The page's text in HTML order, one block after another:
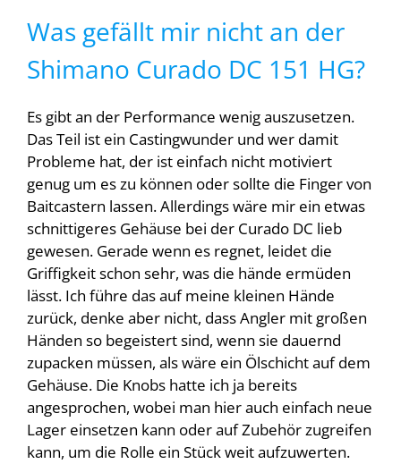
Was gefällt mir nicht an der
Shimano Curado DC 151 HG?
Es gibt an der Performance wenig auszusetzen.
Das Teil ist ein Castingwunder und wer damit
Probleme hat, der ist einfach nicht motiviert
genug um es zu können oder sollte die Finger von
Baitcastern lassen. Allerdings wäre mir ein etwas
schnittigeres Gehäuse bei der Curado DC lieb
gewesen. Gerade wenn es regnet, leidet die
Griffigkeit schon sehr, was die hände ermüden
lässt. Ich führe das auf meine kleinen Hände
zurück, denke aber nicht, dass Angler mit großen
Händen so begeistert sind, wenn sie dauernd
zupacken müssen, als wäre ein Ölschicht auf dem
Gehäuse. Die Knobs hatte ich ja bereits
angesprochen, wobei man hier auch einfach neue
Lager einsetzen kann oder auf Zubehör zugreifen
kann, um die Rolle ein Stück weit aufzuwerten.